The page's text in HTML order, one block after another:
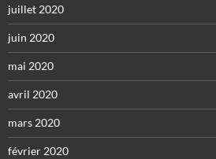
juillet 2020
juin 2020
mai 2020
avril 2020
mars 2020
février 2020